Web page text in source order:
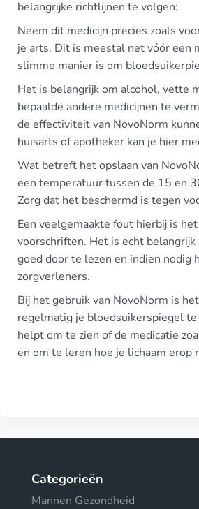
belangrijke richtlijnen te volgen:
Neem dit medicijn precies zoals
je arts. Dit is meestal net vóór een
slimme manier is om
Het is belangrijk om alcohol, vette
bepaalde andere medicijnen te
de effectiviteit van NovoNorm
huisarts of apotheker kan je hier
Wat betreft het opslaan van
een temperatuur tussen de 15 en
Zorg dat het beschermd is tegen
Een veelgemaakte fout hierbij is
voorschriften. Het is echt
goed door te lezen en indien nodig
zorgverleners.
Bij het gebruik van NovoNorm is
regelmatig je bloedsuikerspiegel
helpt om te zien of de medicatie
en om te leren hoe je lichaam erop
Categorieën
Mannen Gezondheid